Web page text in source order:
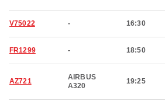
V75022 - 16:30
FR1299 - 18:50
AZ721
AIRBUS
A320
19:25